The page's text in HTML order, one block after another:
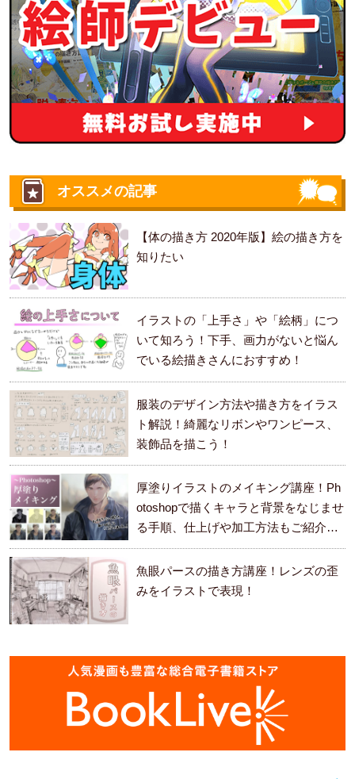
オススメの記事
【体の描き方 2020年版】絵の描き方を
知りたい
イラストの「上手さ」や「絵柄」につ
いて知ろう！下手、画力がないと悩ん
でいる絵描きさんにおすすめ！
服装のデザイン方法や描き方をイラス
ト解説！綺麗なリボンやワンピース、
装飾品を描こう！
厚塗りイラストのメイキング講座！Ph
otoshopで描くキャラと背景をなじませ
る手順、仕上げや加工方法もご紹介し
ます。
魚眼パースの描き方講座！レンズの歪
みをイラストで表現！